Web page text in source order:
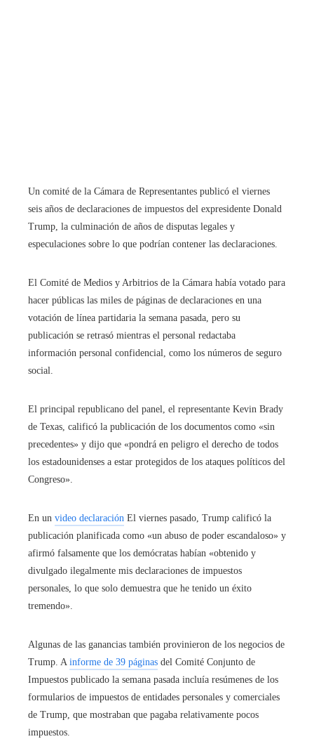
Un comité de la Cámara de Representantes publicó el viernes
seis años de declaraciones de impuestos del expresidente Donald
Trump, la culminación de años de disputas legales y
especulaciones sobre lo que podrían contener las declaraciones.
El Comité de Medios y Arbitrios de la Cámara había votado para
hacer públicas las miles de páginas de declaraciones en una
votación de línea partidaria la semana pasada, pero su
publicación se retrasó mientras el personal redactaba
información personal confidencial, como los números de seguro
social.
El principal republicano del panel, el representante Kevin Brady
de Texas, calificó la publicación de los documentos como «sin
precedentes» y dijo que «pondrá en peligro el derecho de todos
los estadounidenses a estar protegidos de los ataques políticos del
Congreso».
En un video declaración El viernes pasado, Trump calificó la
publicación planificada como «un abuso de poder escandaloso» y
afirmó falsamente que los demócratas habían «obtenido y
divulgado ilegalmente mis declaraciones de impuestos
personales, lo que solo demuestra que he tenido un éxito
tremendo».
Algunas de las ganancias también provinieron de los negocios de
Trump. A informe de 39 páginas del Comité Conjunto de
Impuestos publicado la semana pasada incluía resúmenes de los
formularios de impuestos de entidades personales y comerciales
de Trump, que mostraban que pagaba relativamente pocos
impuestos.